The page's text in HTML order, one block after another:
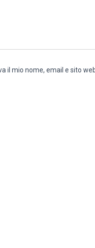
il mio nome, email e sito